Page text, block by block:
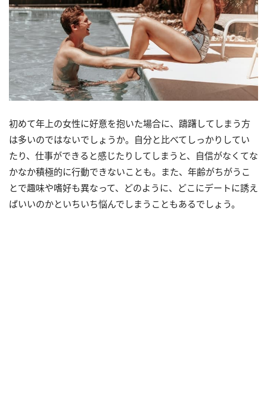
初めて年上の女性に好意を抱いた場合に、躊躇してしまう方
は多いのではないでしょうか。自分と比べてしっかりしてい
たり、仕事ができると感じたりしてしまうと、自信がなくてな
かなか積極的に行動できないことも。また、年齢がちがうこ
とで趣味や嗜好も異なって、どのように、どこにデートに誘え
ばいいのかといちいち悩んでしまうこともあるでしょう。